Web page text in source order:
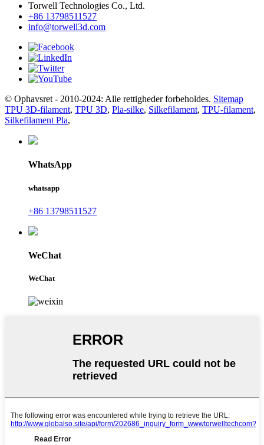
Torwell Technologies Co., Ltd.
+86 13798511527
info@torwell3d.com
© Ophavsret - 2010-2024: Alle rettigheder forbeholdes. Sitemap
TPU 3D-filament, TPU 3D, Pla-silke, Silkefilament, TPU-filament,
Silkefilament Pla,
WhatsApp
whatsapp
+86 13798511527
WeChat
WeChat